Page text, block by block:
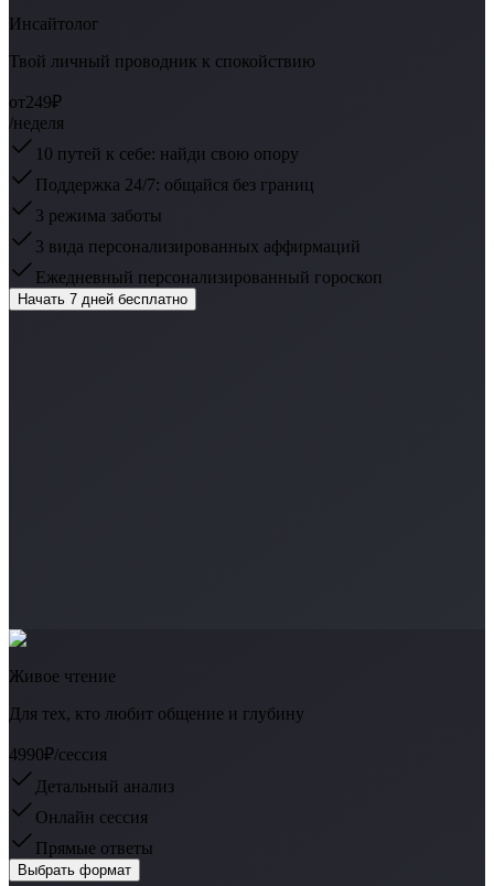
Инсайтолог
Твой личный проводник к спокойствию
от249₽
/неделя
10 путей к себе: найди свою опору
Поддержка 24/7: общайся без границ
3 режима заботы
3 вида персонализированных аффирмаций
Ежедневный персонализированный гороскоп
Начать 7 дней бесплатно
Живое чтение
Для тех, кто любит общение и глубину
4990₽/сессия
Детальный анализ
Онлайн сессия
Прямые ответы
Выбрать формат